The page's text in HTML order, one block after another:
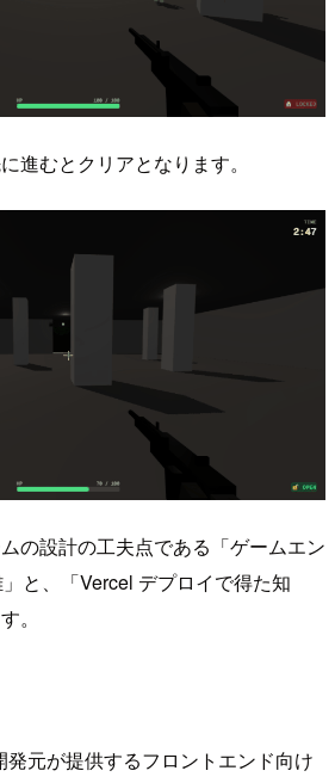
進むとクリアとなります。
の設計の工夫点である「ゲームエン
と、「Vercel デプロイで得た知
。
発元が提供するフロントエンド向け